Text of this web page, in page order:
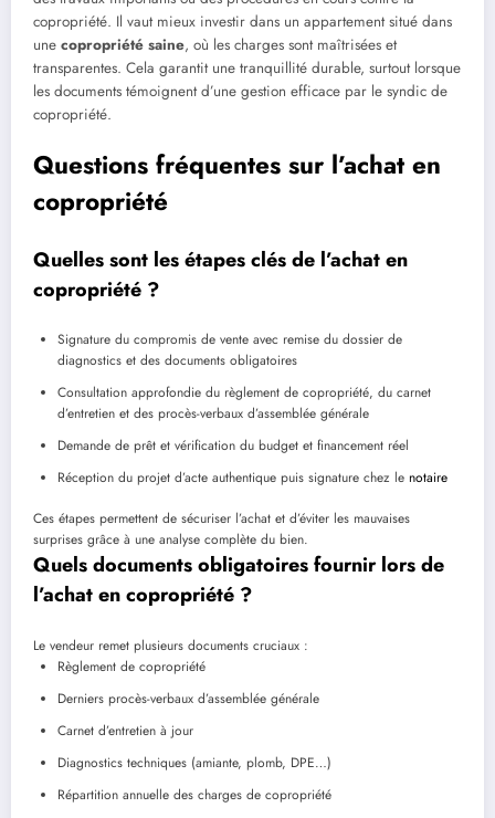
copropriété. Il vaut mieux investir dans un appartement situé dans
une copropriété saine, où les charges sont maîtrisées et
transparentes. Cela garantit une tranquillité durable, surtout lorsque
les documents témoignent d’une gestion efficace par le syndic de
copropriété.
Questions fréquentes sur l’achat en
copropriété
Quelles sont les étapes clés de l’achat en
copropriété ?
Signature du compromis de vente avec remise du dossier de
diagnostics et des documents obligatoires
Consultation approfondie du règlement de copropriété, du carnet
d’entretien et des procès-verbaux d’assemblée générale
Demande de prêt et vérification du budget et financement réel
Réception du projet d’acte authentique puis signature chez le notaire
Ces étapes permettent de sécuriser l’achat et d’éviter les mauvaises
surprises grâce à une analyse complète du bien.
Quels documents obligatoires fournir lors de
l’achat en copropriété ?
Le vendeur remet plusieurs documents cruciaux :
Règlement de copropriété
Derniers procès-verbaux d’assemblée générale
Carnet d’entretien à jour
Diagnostics techniques (amiante, plomb, DPE…)
Répartition annuelle des charges de copropriété